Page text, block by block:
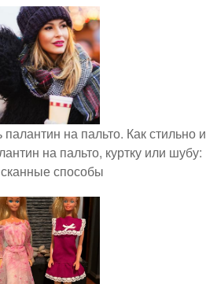
палантин на пальто. Как стильно и
на пальто, куртку или шубу:
способы